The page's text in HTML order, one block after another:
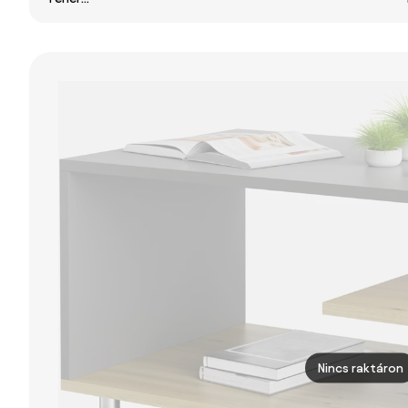
Nincs raktáron